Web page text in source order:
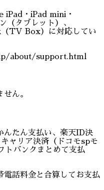
iPad・iPad mini・
タブレット）、
TV Box）に対応してい
about/support.html
ん。
んたん支払い、楽天ID決
ャリア決済（ドコモspモ
トバンクまとめて支払
話料金と合算してお支払